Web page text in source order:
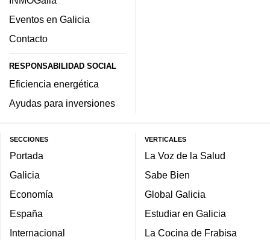
Eventos en Galicia
Contacto
RESPONSABILIDAD SOCIAL
Eficiencia energética
Ayudas para inversiones
SECCIONES
Portada
Galicia
Economía
España
Internacional
VERTICALES
La Voz de la Salud
Sabe Bien
Global Galicia
Estudiar en Galicia
La Cocina de Frabisa